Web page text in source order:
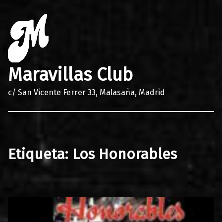
Maravillas Club
c/ San Vicente Ferrer 33, Malasaña, Madrid
Etiqueta: Los Honorables